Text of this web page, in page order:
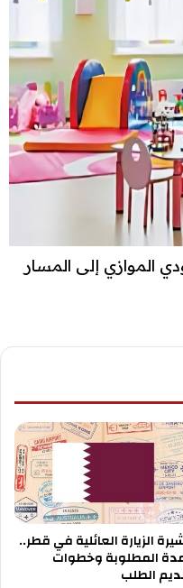
الموازي إلى المسار
الزيارة العائلية في قطر..
المطلوبة وخطوات
الطلب